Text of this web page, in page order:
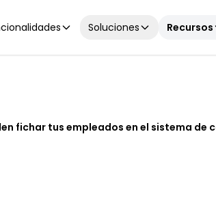
Soluciones Recursos
fichar tus empleados en el sistema de